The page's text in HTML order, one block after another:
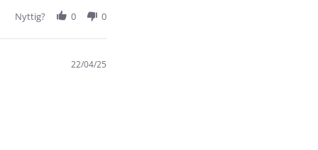
Nyttig? 0 0
22/04/25